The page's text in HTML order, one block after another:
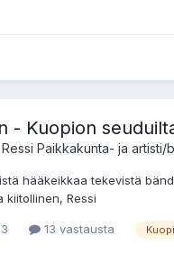
- Kuopion
Ressi Paikkakunta- ja artisti/
hääkeikkaa tekevistä
kiitollinen, Ressi
13 vastausta